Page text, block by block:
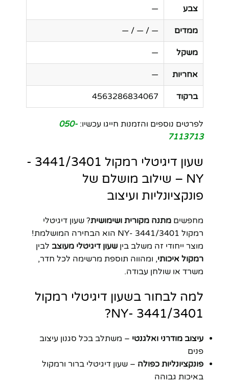
צבע —
ממדים — / — / —
משקל —
אחריות —
ברקוד 4563286834067
לפרטים נוספים והזמנות חייגו עכשיו: 050-
7113713
שעון דיגיטלי רמקול 3441/3401 -
NY – שילוב מושלם של
פונקציונליות ועיצוב
מחפשים מתנה מקורית ושימושית? שעון דיגיטלי
רמקול 3441/3401 -NY הוא הבחירה המושלמת!
מוצר ייחודי זה משלב בין שעון דיגיטלי מעוצב לבין
רמקול איכותי, ומהווה תוספת מרשימה לכל חדר,
משרד או שולחן עבודה.
למה לבחור בשעון דיגיטלי רמקול
3441/3401 -NY?
עיצוב מודרני ואלגנטי – משתלב בכל סגנון עיצוב
פנים
פונקציונליות כפולה – שעון דיגיטלי ברור ורמקול
באיכות גבוהה